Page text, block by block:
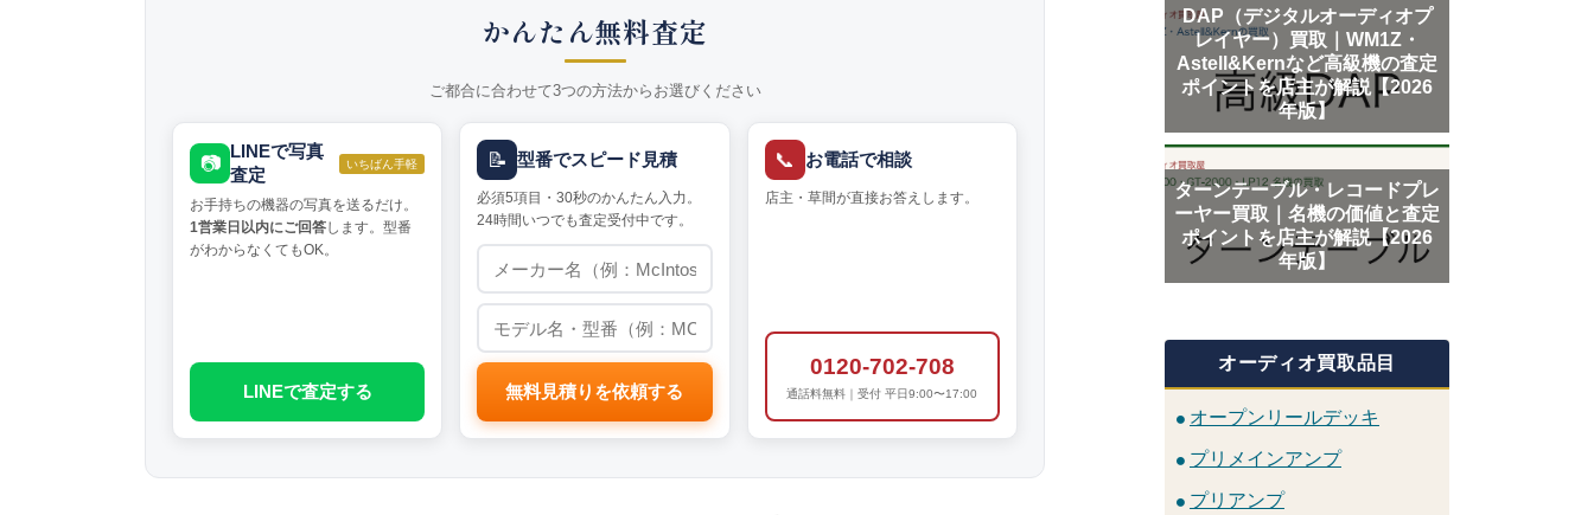
かんたん無料査定
ご都合に合わせて3つの方法からお選びください
📷
LINEで写真
査定
いちばん手軽
お手持ちの機器の写真を送るだけ。
1営業日以内にご回答します。型番
がわからなくてもOK。
LINEで査定する
📝 型番でスピード見積
必須5項目・30秒のかんたん入力。
24時間いつでも査定受付中です。
無料見積りを依頼する
📞 お電話で相談
店主・草間が直接お答えします。
0120-702-708
通話料無料｜受付 平日9:00〜17:00
DAP（デジタルオーディオプ
レイヤー）買取｜WM1Z・
Astell&Kernなど高級機の査定
ポイントを店主が解説【2026
年版】
ターンテーブル・レコードプレ
ーヤー買取｜名機の価値と査定
ポイントを店主が解説【2026
年版】
オーディオ買取品目
オープンリールデッキ
プリメインアンプ
プリアンプ